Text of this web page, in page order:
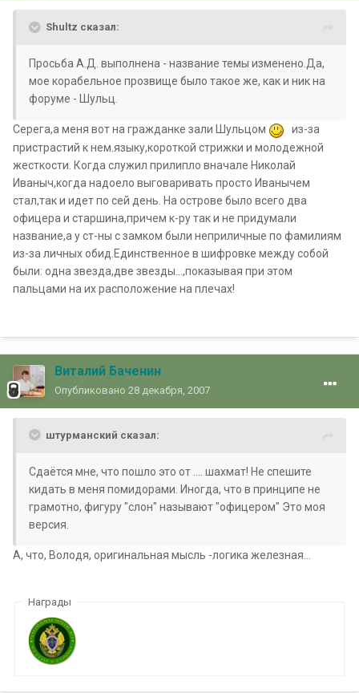
Shultz сказал:
Просьба А.Д. выполнена - название темы изменено.Да,
мое корабельное прозвище было такое же, как и ник на
форуме - Шульц.
Cерега,а меня вот на гражданке зали Шульцом
из-за
пристрастий к нем.языку,короткой стрижки и молодежной
жесткости. Когда служил прилипло вначале Николай
Иваныч,когда надоело выговаривать просто Иванычем
стал,так и идет по сей день. На острове было всего два
офицера и старшина,причем к-ру так и не придумали
название,а у ст-ны с замком были неприличные по фамилиям
из-за личных обид.Единственное в шифровке между собой
были: одна звезда,две звезды...,показывая при этом
пальцами на их расположение на плечах!
Виталий Баченин
Опубликовано 28 декабря, 2007
штурманский сказал:
Сдаётся мне, что пошло это от .... шахмат! Не спешите
кидать в меня помидорами. Иногда, что в принципе не
грамотно, фигуру "слон" называют "офицером" Это моя
версия.
А, что, Володя, оригинальная мысль -логика железная...
Награды